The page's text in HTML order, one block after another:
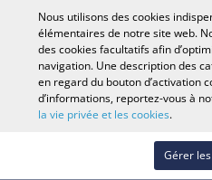
Recherche par véhicule
Rechercher dans
le magasin
Catégories Pièces et accessoires
Nous utilisons des cookies
élémentaires de notre site web.
des cookies facultatifs afin
navigation. Une description des
en regard du bouton d’activation
d’informations, reportez-vous à
la vie privée et les cookies.
Gérer